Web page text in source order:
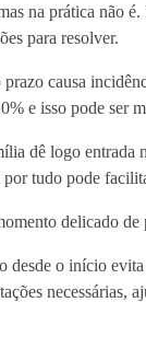
na prática não
para resolver.
causa
e isso pode ser
dê logo entrada
tudo pode
delicado
desde o início
necessárias,